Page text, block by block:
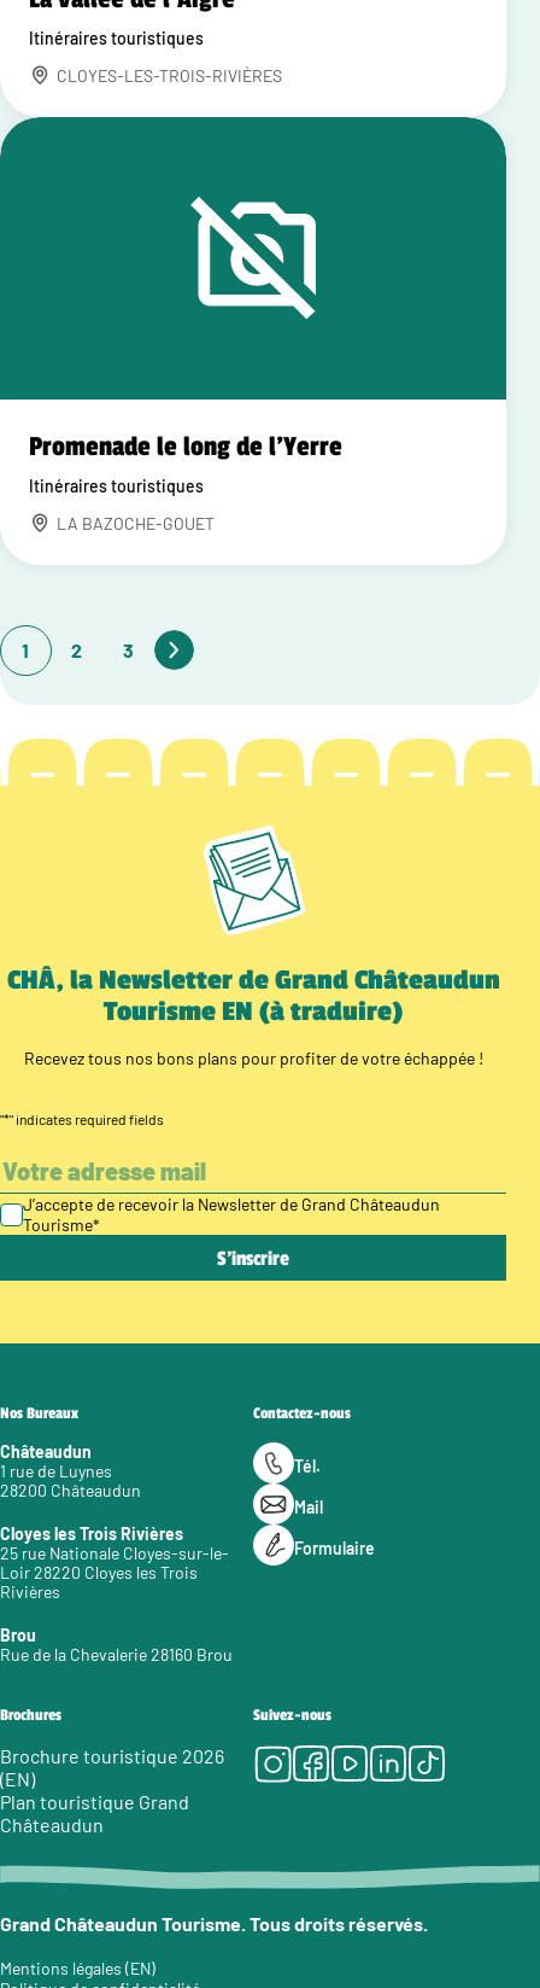
Itinéraires touristiques
CLOYES-LES-TROIS-RIVIÈRES
Promenade le long de l'Yerre
Itinéraires touristiques
LA BAZOCHE-GOUET
1 2 3
CHÂ, la Newsletter de Grand Châteaudun
Tourisme EN (à traduire)
Recevez tous nos bons plans pour profiter de votre échappée !
"*" indicates required fields
J’accepte de recevoir la Newsletter de Grand Châteaudun
Tourisme*
Nos Bureaux
Châteaudun
1 rue de Luynes
28200 Châteaudun
Cloyes les Trois Rivières
25 rue Nationale Cloyes-sur-le-
Loir 28220 Cloyes les Trois
Rivières
Brou
Rue de la Chevalerie 28160 Brou
Contactez-nous
Tél.
Mail
Formulaire
Brochures
Brochure touristique 2026
(EN)
Plan touristique Grand
Châteaudun
Suivez-nous
Instagram
Facebook
Youtube
LinkedIn
Tiktok
Grand Châteaudun Tourisme. Tous droits réservés.
Mentions légales (EN)